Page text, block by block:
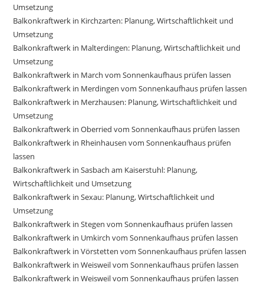
Umsetzung
Balkonkraftwerk in Kirchzarten: Planung, Wirtschaftlichkeit und
Umsetzung
Balkonkraftwerk in Malterdingen: Planung, Wirtschaftlichkeit und
Umsetzung
Balkonkraftwerk in March vom Sonnenkaufhaus prüfen lassen
Balkonkraftwerk in Merdingen vom Sonnenkaufhaus prüfen lassen
Balkonkraftwerk in Merzhausen: Planung, Wirtschaftlichkeit und
Umsetzung
Balkonkraftwerk in Oberried vom Sonnenkaufhaus prüfen lassen
Balkonkraftwerk in Rheinhausen vom Sonnenkaufhaus prüfen
lassen
Balkonkraftwerk in Sasbach am Kaiserstuhl: Planung,
Wirtschaftlichkeit und Umsetzung
Balkonkraftwerk in Sexau: Planung, Wirtschaftlichkeit und
Umsetzung
Balkonkraftwerk in Stegen vom Sonnenkaufhaus prüfen lassen
Balkonkraftwerk in Umkirch vom Sonnenkaufhaus prüfen lassen
Balkonkraftwerk in Vörstetten vom Sonnenkaufhaus prüfen lassen
Balkonkraftwerk in Weisweil vom Sonnenkaufhaus prüfen lassen
Balkonkraftwerk in Weisweil vom Sonnenkaufhaus prüfen lassen